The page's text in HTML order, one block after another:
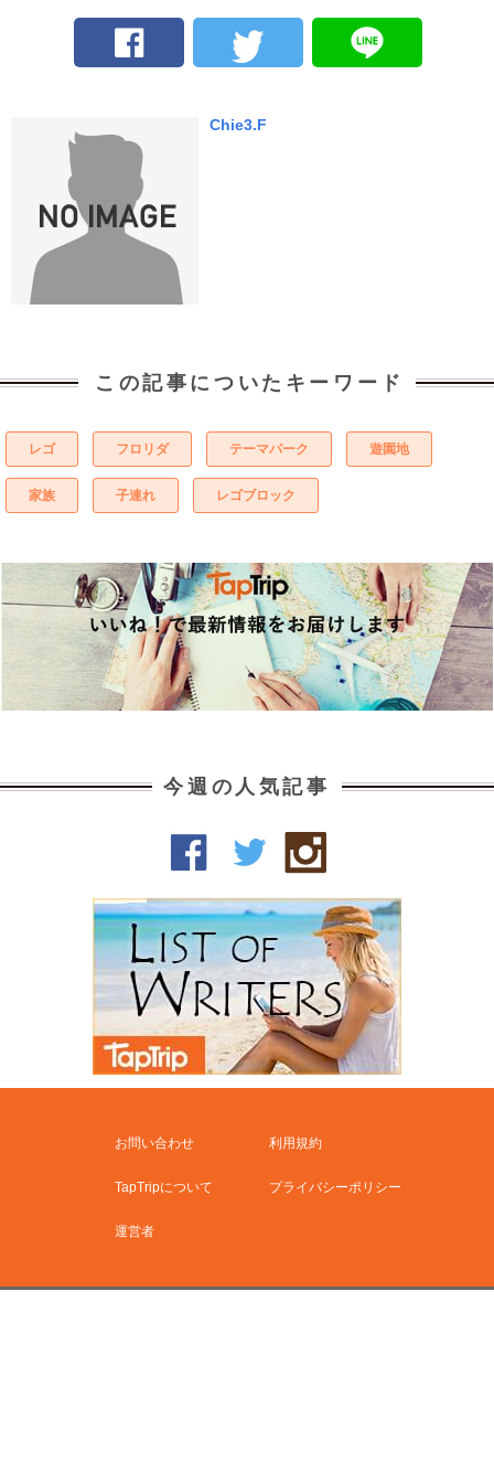
Chie3.F
この記事についたキーワード
レゴ フロリダ テーマパーク 遊園地
家族 子連れ レゴブロック
今週の人気記事
お問い合わせ 利用規約
TapTripについて プライバシーポリシー
運営者